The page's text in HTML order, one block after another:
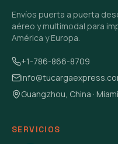
Envíos puerta a puerta
aéreo y multimodal para
América y Europa.
+1-786-866-8709
Guangzhou, China ·
SERVICIOS